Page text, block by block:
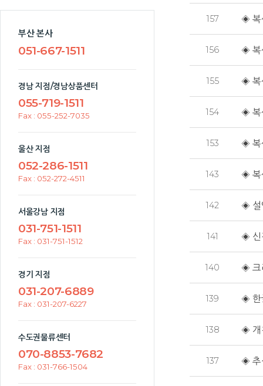
부산 본사
051-667-1511
경남 지점/경남상품센터
055-719-1511
Fax : 055-252-7035
울산 지점
052-286-1511
Fax : 052-272-4511
서울강남 지점
031-751-1511
Fax : 031-751-1512
경기 지점
031-207-6889
Fax : 031-207-6227
수도권물류센터
070-8853-7682
Fax : 031-766-1504
157 ◈ 복
156 ◈ 복
155 ◈ 복
154 ◈ 복
153 ◈ 복
143 ◈ 복
142 ◈ 설
141 ◈ 신
140 ◈ 크
139 ◈ 한
138 ◈ 개
137 ◈ 추